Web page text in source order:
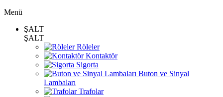
Menü
ŞALT
ŞALT
Röleler
Kontaktör
Sigorta
Buton ve Sinyal
Lambaları
Trafolar